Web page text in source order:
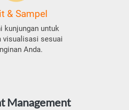
& Sampel
kunjungan untuk
visualisasi sesuai
Anda.
Management